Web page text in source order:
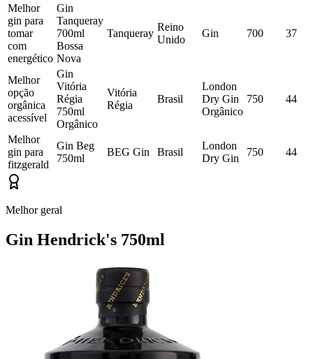
Melhor
gin para
tomar
com
energético
Gin
Tanqueray
700ml
Bossa
Nova
Tanqueray
Reino
Unido
Gin 700 37
Melhor
opção
orgânica
acessível
Gin
Vitória
Régia
750ml
Orgânico
Vitória
Régia
Brasil
London
Dry Gin
Orgânico
750 44
Melhor
gin para
fitzgerald
Gin Beg
750ml
BEG Gin Brasil
London
Dry Gin
750 44
Melhor geral
Gin Hendrick's 750ml